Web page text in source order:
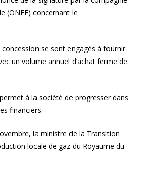
(ONEE) concernant le
se sont engagés à fournir
un volume annuel d’achat ferme de
à la société de progresser dans
financiers.
la ministre de la Transition
locale de gaz du Royaume du